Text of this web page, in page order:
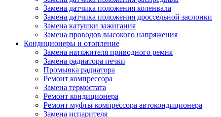
Замена датчика положения коленвала
Замена датчика положения дроссельной заслонки
Замена катушки зажигания
Замена проводов высокого напряжения
Кондиционеры и отопление
Замена натяжителя приводного ремня
Замена радиатора печки
Промывка радиатора
Ремонт компрессора
Замена термостата
Ремонт кондиционера
Ремонт муфты компрессора автокондиционера
Замена испарителя